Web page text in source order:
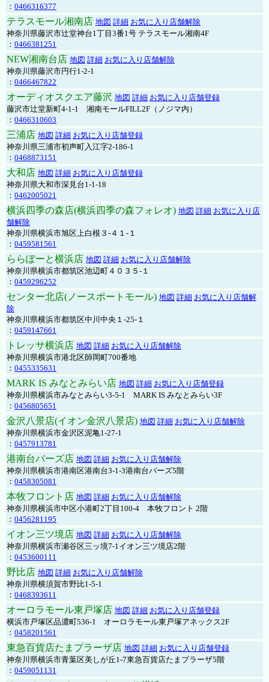
： 0466316377
テラスモール湘南店 地図 詳細 お気に入り店舗解除
神奈川県藤沢市辻堂神台1丁目3番1号 テラスモール湘南4F
： 0466381251
NEW湘南台店 地図 詳細 お気に入り店舗解除
神奈川県藤沢市円行1-2-1
： 0466467822
オーディオスクエア藤沢 地図 詳細 お気に入り店舗登録
藤沢市辻堂新町4-1-1 湘南モールFILL2F（ノジマ内）
： 0466310603
三浦店 地図 詳細 お気に入り店舗登録
神奈川県三浦市初声町入江字2-186-1
： 0468873151
大和店 地図 詳細 お気に入り店舗登録
神奈川県大和市深見台1-1-18
： 0462005021
横浜四季の森店(横浜四季の森フォレオ) 地図 詳細 お気に入り店
舗解除
神奈川県横浜市旭区上白根３-４１-１
： 0459581561
ららぽーと横浜店 地図 詳細 お気に入り店舗解除
神奈川県横浜市都筑区池辺町４０３５-１
： 0459296252
センター北店(ノースポートモール) 地図 詳細 お気に入り店舗解
除
神奈川県横浜市都筑区中川中央１-25-１
： 0459147661
トレッサ横浜店 地図 詳細 お気に入り店舗解除
神奈川県横浜市港北区師岡町700番地
： 0455335631
MARK IS みなとみらい店 地図 詳細 お気に入り店舗登録
神奈川県横浜市みなとみらい3-5-1 MARK IS みなとみらい3F
： 0456805651
金沢八景店(イオン金沢八景店) 地図 詳細 お気に入り店舗解除
神奈川県横浜市金沢区泥亀1-27-1
： 0457913781
港南台バーズ店 地図 詳細 お気に入り店舗解除
神奈川県横浜市港南区港南台3-1-3港南台バーズ5階
： 0458305081
本牧フロント店 地図 詳細 お気に入り店舗解除
神奈川県横浜市中区小港町2丁目100-4 本牧フロント 2階
： 0456281195
イオン三ツ境店 地図 詳細 お気に入り店舗解除
神奈川県横浜市瀬谷区三ッ境7-1イオン三ツ境店2階
： 0453600111
野比店 地図 詳細 お気に入り店舗解除
神奈川県横須賀市野比1-5-1
： 0468393611
オーロラモール東戸塚店 地図 詳細 お気に入り店舗登録
横浜市戸塚区品濃町536-1 オーロラモール東戸塚アネックス2F
： 0458201561
東急百貨店たまプラーザ店 地図 詳細 お気に入り店舗登録
神奈川県横浜市青葉区美しが丘1-7東急百貨店たまプラーザ5階
： 0459051131